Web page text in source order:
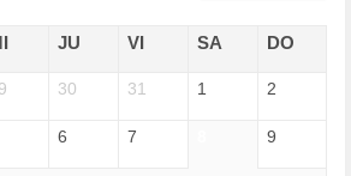
JU VI SA DO
30 31 1 2
6 7 9